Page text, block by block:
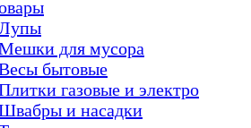
для мусора
бытовые
газовые и электро
и насадки